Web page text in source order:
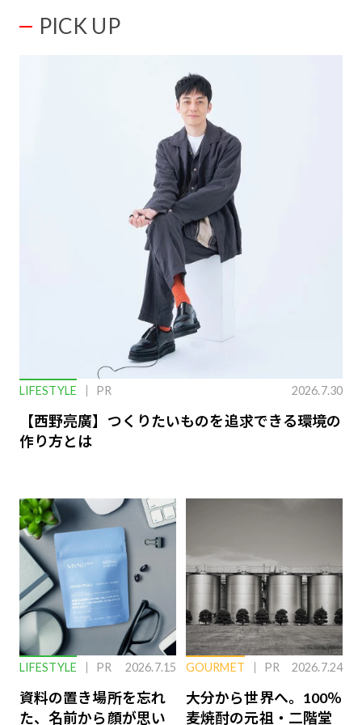
PICK UP
LIFESTYLE PR 2026.7.30
【西野亮廣】つくりたいものを追求できる環境の
作り方とは
LIFESTYLE PR 2026.7.15
資料の置き場所を忘れ
た、名前から顔が思い
GOURMET PR 2026.7.24
大分から世界へ。100％
麦焼酎の元祖・二階堂